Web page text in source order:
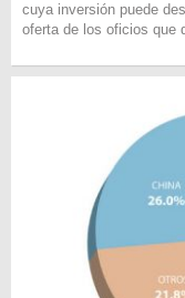
cuya inversión puede
oferta de los oficios que